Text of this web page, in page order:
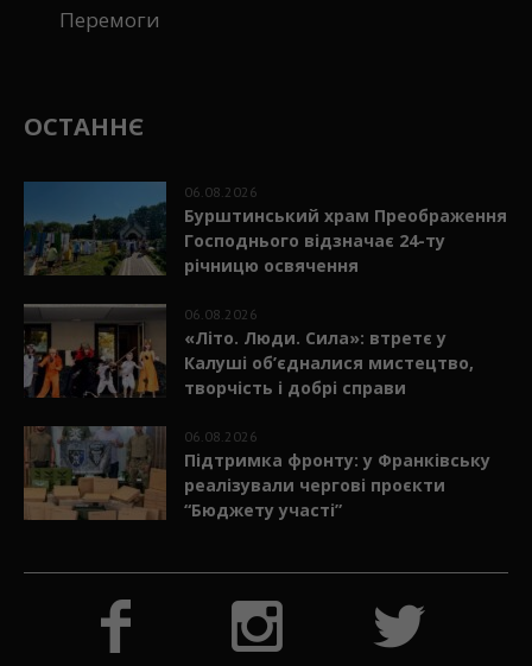
Перемоги
ОСТАННЄ
06.08.2026
Бурштинський храм Преображення
Господнього відзначає 24-ту
річницю освячення
06.08.2026
«Літо. Люди. Сила»: втретє у
Калуші об’єдналися мистецтво,
творчість і добрі справи
06.08.2026
Підтримка фронту: у Франківську
реалізували чергові проєкти
“Бюджету участі”